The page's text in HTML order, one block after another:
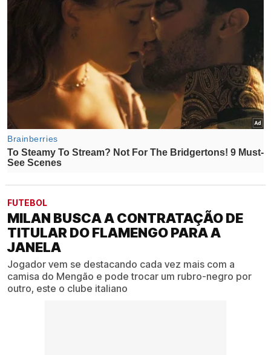
FUTEBOL
MILAN BUSCA A CONTRATAÇÃO DE
TITULAR DO FLAMENGO PARA A
JANELA
Jogador vem se destacando cada vez mais com a
camisa do Mengão e pode trocar um rubro-negro por
outro, este o clube italiano